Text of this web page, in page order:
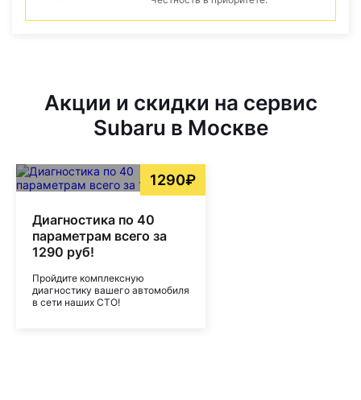
Акции и скидки на сервис
Subaru в Москве
1290₽
Диагностика по 40
параметрам всего за
1290 руб!
Пройдите комплексную
диагностику вашего автомобиля
в сети наших СТО!